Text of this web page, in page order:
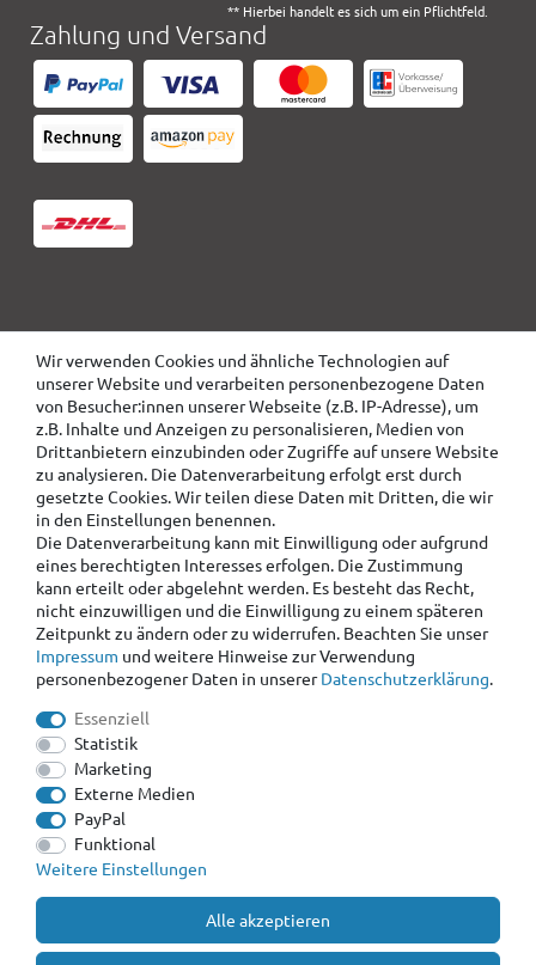
Wir verwenden Cookies und ähnliche Technologien auf
unserer Website und verarbeiten personenbezogene Daten
von Besucher:innen unserer Webseite (z.B. IP-Adresse), um
z.B. Inhalte und Anzeigen zu personalisieren, Medien von
Drittanbietern einzubinden oder Zugriffe auf unsere Website
zu analysieren. Die Datenverarbeitung erfolgt erst durch
gesetzte Cookies. Wir teilen diese Daten mit Dritten, die wir
in den Einstellungen benennen.
Die Datenverarbeitung kann mit Einwilligung oder aufgrund
eines berechtigten Interesses erfolgen. Die Zustimmung
kann erteilt oder abgelehnt werden. Es besteht das Recht,
nicht einzuwilligen und die Einwilligung zu einem späteren
Zeitpunkt zu ändern oder zu widerrufen. Beachten Sie unser
Impressum und weitere Hinweise zur Verwendung
personenbezogener Daten in unsererDaten­schutz­erklärung.
Essenziell
Statistik
Marketing
Externe Medien
PayPal
Funktional
Weitere Einstellungen
Alle akzeptieren
** Hierbei handelt es sich um ein Pflichtfeld.
Zahlung und Versand